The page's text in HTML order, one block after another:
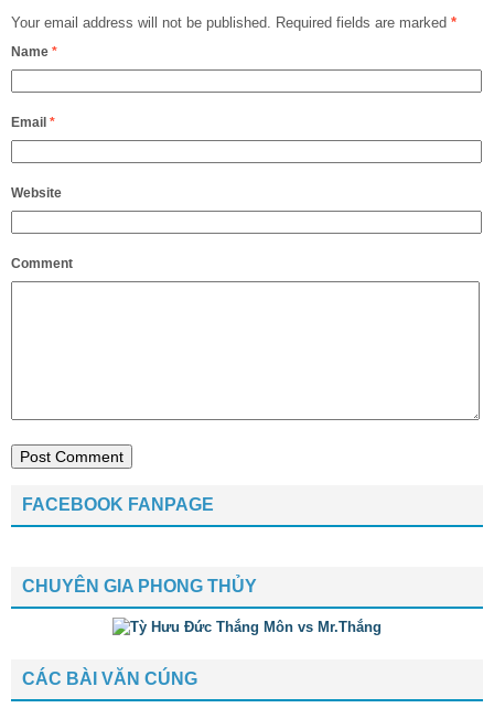
Your email address will not be published. Required fields are marked *
Name *
Email *
Website
Comment
FACEBOOK FANPAGE
CHUYÊN GIA PHONG THỦY
CÁC BÀI VĂN CÚNG